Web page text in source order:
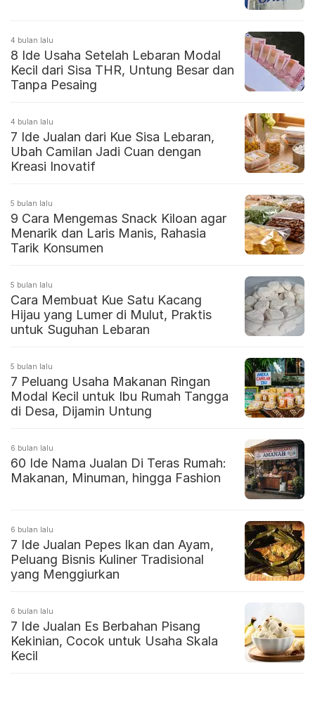
4 bulan lalu
8 Ide Usaha Setelah Lebaran Modal
Kecil dari Sisa THR, Untung Besar dan
Tanpa Pesaing
4 bulan lalu
7 Ide Jualan dari Kue Sisa Lebaran,
Ubah Camilan Jadi Cuan dengan
Kreasi Inovatif
5 bulan lalu
9 Cara Mengemas Snack Kiloan agar
Menarik dan Laris Manis, Rahasia
Tarik Konsumen
5 bulan lalu
Cara Membuat Kue Satu Kacang
Hijau yang Lumer di Mulut, Praktis
untuk Suguhan Lebaran
5 bulan lalu
7 Peluang Usaha Makanan Ringan
Modal Kecil untuk Ibu Rumah Tangga
di Desa, Dijamin Untung
6 bulan lalu
60 Ide Nama Jualan Di Teras Rumah:
Makanan, Minuman, hingga Fashion
6 bulan lalu
7 Ide Jualan Pepes Ikan dan Ayam,
Peluang Bisnis Kuliner Tradisional
yang Menggiurkan
6 bulan lalu
7 Ide Jualan Es Berbahan Pisang
Kekinian, Cocok untuk Usaha Skala
Kecil